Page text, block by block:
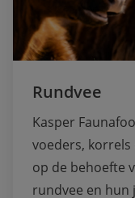
Rundvee
Kasper
voeders,
op de behoefte
rundvee en hun